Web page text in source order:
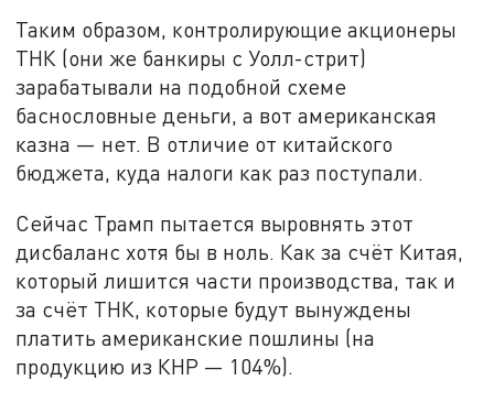
Таким образом, контролирующие акционеры
ТНК (они же банкиры с Уолл-стрит)
зарабатывали на подобной схеме
баснословные деньги, а вот американская
казна — нет. В отличие от китайского
бюджета, куда налоги как раз поступали.
Сейчас Трамп пытается выровнять этот
дисбаланс хотя бы в ноль. Как за счёт Китая,
который лишится части производства, так и
за счёт ТНК, которые будут вынуждены
платить американские пошлины (на
продукцию из КНР — 104%).